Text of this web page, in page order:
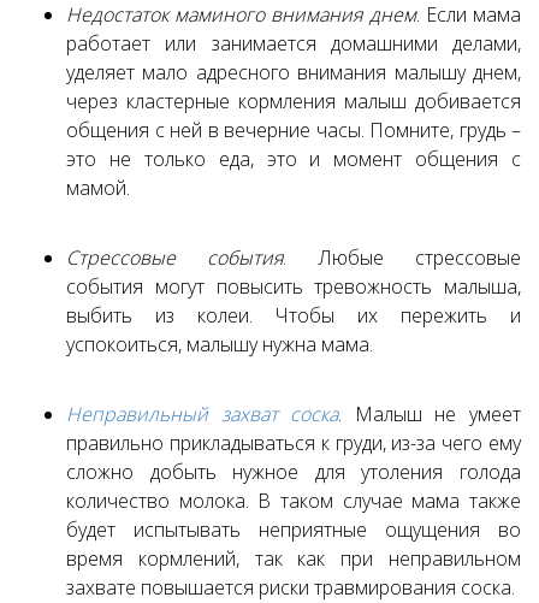
Недостаток маминого внимания днем. Если мама
работает или занимается домашними делами,
уделяет мало адресного внимания малышу днем,
через кластерные кормления малыш добивается
общения с ней в вечерние часы. Помните, грудь –
это не только еда, это и момент общения с
мамой.
Стрессовые события. Любые стрессовые
события могут повысить тревожность малыша,
выбить из колеи. Чтобы их пережить и
успокоиться, малышу нужна мама.
Неправильный захват соска. Малыш не умеет
правильно прикладываться к груди, из-за чего ему
сложно добыть нужное для утоления голода
количество молока. В таком случае мама также
будет испытывать неприятные ощущения во
время кормлений, так как при неправильном
захвате повышается риски травмирования соска.